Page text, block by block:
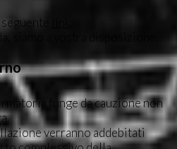
siamo a vostra disposizione.
funge da cauzione non
verranno addebitati